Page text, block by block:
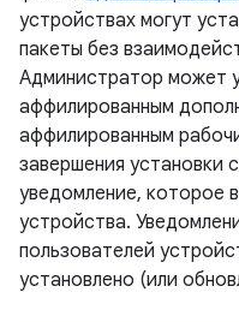
устройствах могут
пакеты без
Администратор может
аффилированным
аффилированным
завершения установки
уведомление, которое
устройства.
пользователей
установлено (или